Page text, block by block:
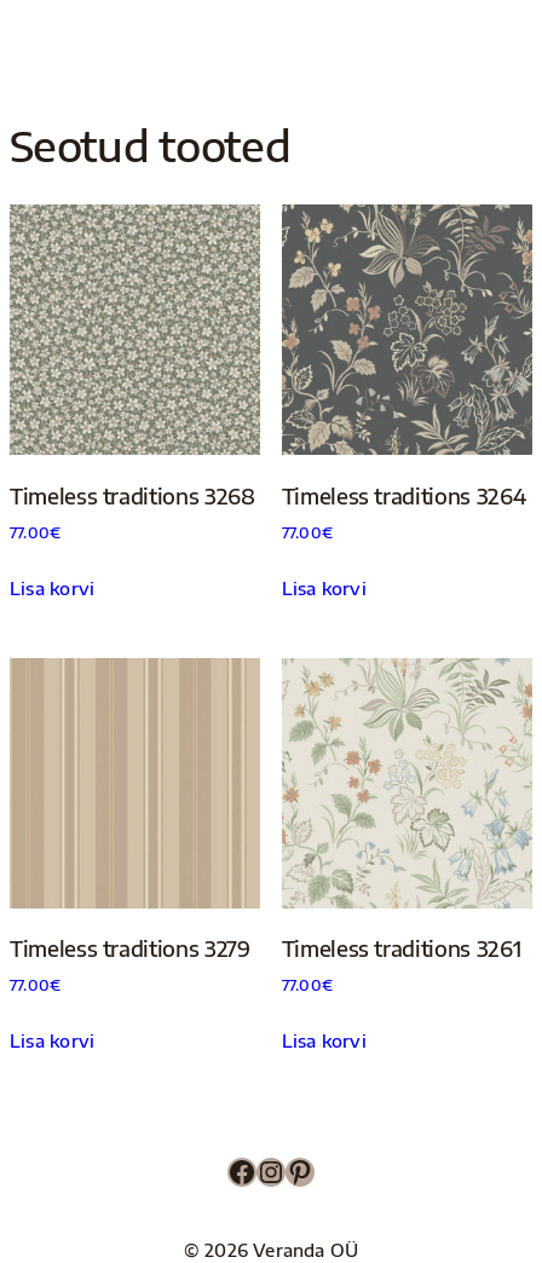
Seotud tooted
Timeless traditions 3268
77.00€
Lisa korvi
Timeless traditions 3264
77.00€
Lisa korvi
Timeless traditions 3279
77.00€
Lisa korvi
Timeless traditions 3261
77.00€
Lisa korvi
Facebook
Instagram
Pinterest
© 2026 Veranda OÜ